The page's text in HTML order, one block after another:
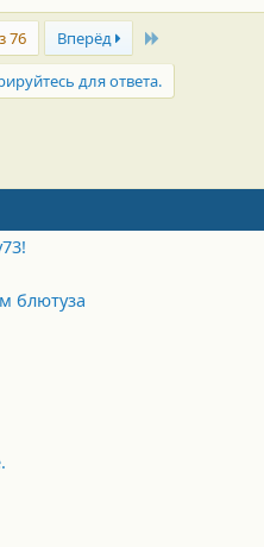
76 Вперёд
для ответа.
почта
блютуза